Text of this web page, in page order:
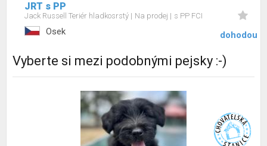
JRT s PP
Jack Russell Teriér hladkosrstý Na prodej s PP FCI
Osek dohodou
Vyberte si mezi podobnými pejsky :-)